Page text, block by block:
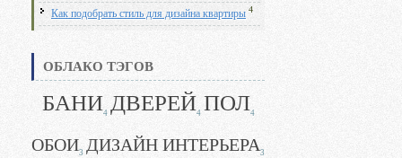
Как подобрать стиль для дизайна квартиры 4
ОБЛАКО ТЭГОВ
БАНИ4 ДВЕРЕЙ4 ПОЛ4
ОБОИ3 ДИЗАЙН ИНТЕРЬЕРА3